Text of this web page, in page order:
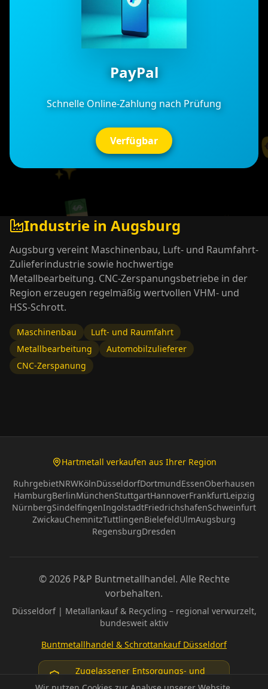
💰
💰
💵
💵
💵
💵
💵
✨
✨
PayPal
Schnelle Online-Zahlung nach Prüfung
Verfügbar
Industrie in Augsburg
Augsburg vereint Maschinenbau, Luft- und Raumfahrt-
Zulieferindustrie sowie hochwertige
Metallbearbeitung. CNC-Zerspanungsbetriebe in der
Region erzeugen regelmäßig wertvollen VHM- und
HSS-Schrott.
Maschinenbau
Luft- und Raumfahrt
Metallbearbeitung
Automobilzulieferer
CNC-Zerspanung
Hartmetall verkaufen aus Ihrer Region
RuhrgebietNRWKölnDüsseldorfDortmundEssenOberhausen
HamburgBerlinMünchenStuttgartHannoverFrankfurtLeipzig
NürnbergSindelfingenIngolstadtFriedrichshafenSchweinfurt
ZwickauChemnitzTuttlingenBielefeldUlmAugsburg
RegensburgDresden
©2026P&P Buntmetallhandel. Alle Rechte
vorbehalten.
​Düsseldorf | Metallankauf & Recycling – regional verwurzelt,
bundesweit aktiv
Buntmetallhandel & Schrottankauf Düsseldorf
Zugelassener Entsorgungs- und